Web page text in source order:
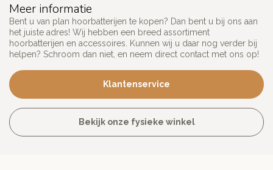
Meer informatie
Bent u van plan hoorbatterijen te kopen? Dan bent u bij ons aan
het juiste adres! Wij hebben een breed assortiment
hoorbatterijen en accessoires. Kunnen wij u daar nog verder bij
helpen? Schroom dan niet, en neem direct contact met ons op!
Klantenservice
Bekijk onze fysieke winkel